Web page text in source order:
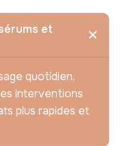
et
quotidien,
interventions
plus rapides et